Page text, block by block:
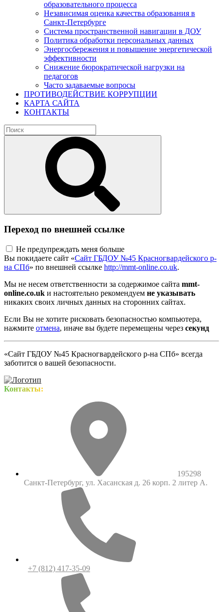
образовательного процесса
Независимая оценка качества образования в
Санкт-Петербурге
Система пространственной навигации в ДОУ
Политика обработки персональных данных
Энергосбережения и повышение энергетической
эффективности
Снижение бюрократической нагрузки на
педагогов
Часто задаваемые вопросы
ПРОТИВОДЕЙСТВИЕ КОРРУПЦИИ
КАРТА САЙТА
КОНТАКТЫ
Переход по внешней ссылке
Не предупреждать меня больше
Вы покидаете сайт «Сайт ГБДОУ №45 Красногвардейского р-
на СПб» по внешней ссылке http://mmt-online.co.uk.
Мы не несем ответственности за содержимое сайта mmt-
online.co.uk и настоятельно рекомендуем не указывать
никаких своих личных данных на сторонних сайтах.
Если Вы не хотите рисковать безопасностью компьютера,
нажмите отмена, иначе вы будете перемещены через секунд
«Сайт ГБДОУ №45 Красногвардейского р-на СПб» всегда
заботится о вашей безопасности.
Контакты:
195298
Санкт-Петербург, ул. Хасанская д. 26 корп. 2 литер А.
+7 (812) 417-35-09